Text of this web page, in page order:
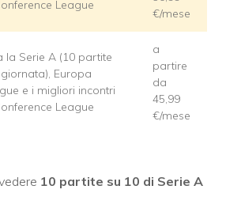
League
€/mese
la Serie A (10 partite
Europa
e i migliori incontri
League
a
partire
da
45,99
€/mese
10 partite su 10 di Serie A